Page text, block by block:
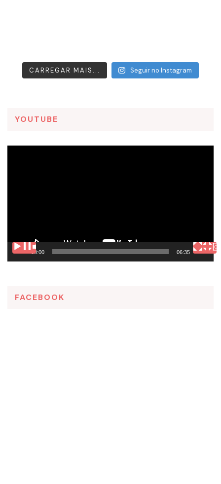
CARREGAR MAIS... Seguir no Instagram
YOUTUBE
00:00 06:35
FACEBOOK